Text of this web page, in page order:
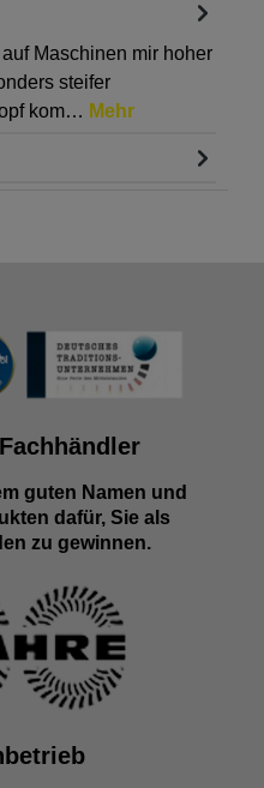
Maschinen mir hoher
steifer
kom… Mehr
guten Namen und
dafür, Sie als
zu gewinnen.